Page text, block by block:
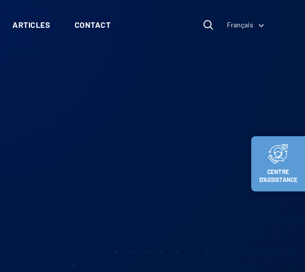
CENTRE
D’ASSISTANCE
ARTICLES CONTACT Français